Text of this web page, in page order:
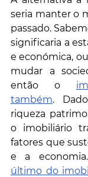
seria manter o
passado.
significaria a
e económica,
mudar a
então o
também.
riqueza
o imobiliário
fatores que
e a
último do